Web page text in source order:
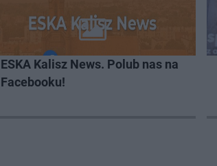
ESKA Kalisz News. Polub nas na
Facebooku!